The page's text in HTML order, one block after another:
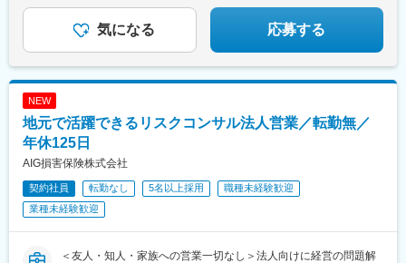
駅(沖縄県)、札幌駅、中央病院前駅、あおば通駅、六本木一丁目
駅、京王八王子駅、金手駅、西松本駅、富山駅北駅、仁愛女子高
駅、第一通り駅、東八町駅、梅田駅(地下鉄)、天王寺駅、三ノ宮
駅、清輝橋駅、県庁前駅(広島県)、高松駅(香川県)、はりまや橋
駅、松山市駅、天神駅、小倉駅(福岡県)、めがね橋駅、通町筋駅、
気になる 応募する
NEW
地元で活躍できるリスクコンサル法人営業／転勤無／
年休125日
AIG損害保険株式会社
契約社員 転勤なし 5名以上採用
職種未経験歓迎
業種未経験歓迎
＜友人・知人・家族への営業一切なし＞法人向けに経営の問題解